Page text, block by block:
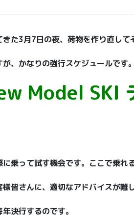
た3月7日の夜、荷物を作り直して
、かなりの強行スケジュールです
Model SKI
乗って試す機会です。ここで乗れ
皆さんに、適切なアドバイスが難
決行するのです。